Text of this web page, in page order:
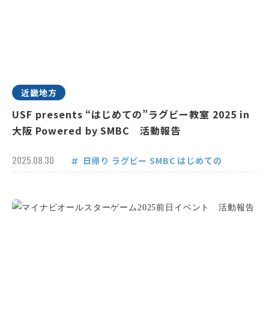
近畿地方
USF presents “はじめての”ラグビー教室 2025 in
大阪 Powered by SMBC 活動報告
2025.08.30 日帰り ラグビー SMBC はじめての